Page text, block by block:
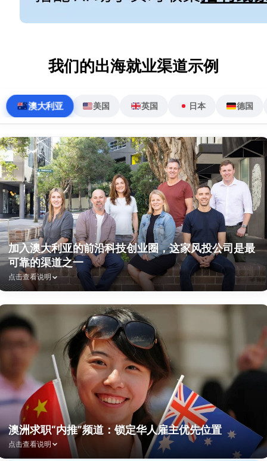
我们的出海就业渠道示例
澳大利亚 美国 英国 日本 德国
去澳大利亚做蓝领的必经之路-VETASSESS
点击查看说明
澳大利亚的蓝领技能岗位薪资相当高，但要想去打工，必须先过职业
评估这一关。VETASSESS 是澳洲负责评估电工、焊工等技能的官方
机构，其出具的评估报告是申请工作和签证的必备文件。然而，该机
构的评估流程相当复杂，一般人很难清晰了解。为了准确传达职业评
估政策和流程的信息，VETASSESS 时常举办在线说明会回答求职者
的问题，有时还会当场评估参会者资格，并给出具体建议，因此参与
价值极高。有意去澳洲从事蓝领工作的用户可以借助我们的渠道一键
参加 VETASSESS 在线说明会，获得最新职场资讯。
查看更多渠道
加入澳大利亚的前沿科技创业圈，这家风投公司是最
可靠的渠道之一
点击查看说明
澳大利亚知名的风险投资公司，在科技业有很多成功的案例。但很多
人不知道的是，该公司还帮助其投资的诸多初创企业招聘员工和合伙
人。这些职位通过风投公司的渠道招募，而不会出现在大型求职平台
上，而且初创公司通常能力至上，对外国人相当开放，也很接受远程
工作，因此非常有价值。我们已经连通了与该风投的职位申请流程。
如果用户对澳大利亚的创业公司有兴趣，可以利用我们的渠道快速连
接雇主，一键提交您的申请材料。
查看更多渠道
澳洲求职“内推”频道：锁定华人雇主优先位置
点击查看说明